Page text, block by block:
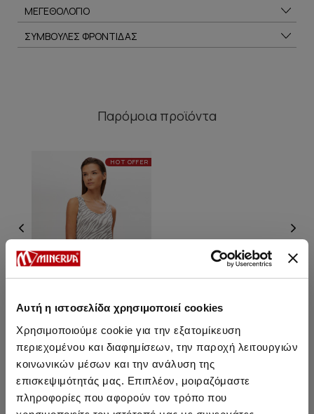
Αυτή η ιστοσελίδα χρησιμοποιεί cookies
Χρησιμοποιούμε cookie για την εξατομίκευση
περιεχομένου και διαφημίσεων, την παροχή λειτουργιών
κοινωνικών μέσων και την ανάλυση της
επισκεψιμότητάς μας. Επιπλέον, μοιραζόμαστε
πληροφορίες που αφορούν τον τρόπο που
ΜΕΓΕΘΟΛΟΓΙΟ
ΣΥΜΒΟΥΛΕΣ ΦΡΟΝΤΙΔΑΣ
Παρόμοια προϊόντα
HOT OFFER
Zebra Γυναικεία Αμάνικη
Νυχτικιά
19,50 €16,70 €